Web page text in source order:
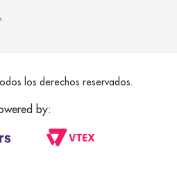
los derechos reservados.
by: